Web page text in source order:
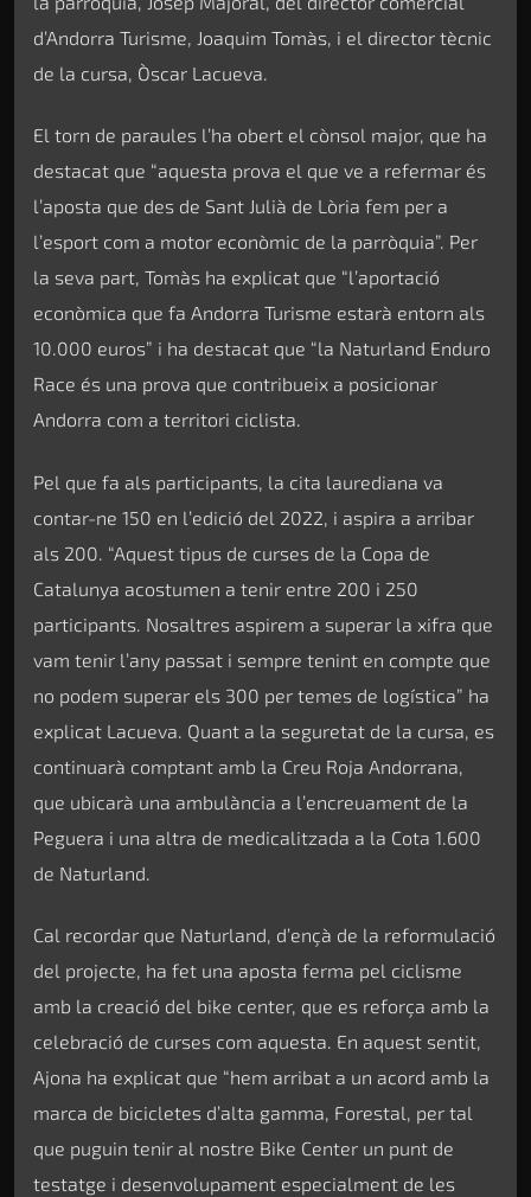
d’Andorra Turisme, Joaquim Tomàs, i el director tècnic
de la cursa, Òscar Lacueva.
El torn de paraules l’ha obert el cònsol major, que ha
destacat que “aquesta prova el que ve a refermar és
l’aposta que des de Sant Julià de Lòria fem per a
l’esport com a motor econòmic de la parròquia”. Per
la seva part, Tomàs ha explicat que “l’aportació
econòmica que fa Andorra Turisme estarà entorn als
10.000 euros” i ha destacat que “la Naturland Enduro
Race és una prova que contribueix a posicionar
Andorra com a territori ciclista.
Pel que fa als participants, la cita laurediana va
contar-ne 150 en l’edició del 2022, i aspira a arribar
als 200. “Aquest tipus de curses de la Copa de
Catalunya acostumen a tenir entre 200 i 250
participants. Nosaltres aspirem a superar la xifra que
vam tenir l’any passat i sempre tenint en compte que
no podem superar els 300 per temes de logística” ha
explicat Lacueva. Quant a la seguretat de la cursa, es
continuarà comptant amb la Creu Roja Andorrana,
que ubicarà una ambulància a l’encreuament de la
Peguera i una altra de medicalitzada a la Cota 1.600
de Naturland.
Cal recordar que Naturland, d’ençà de la reformulació
del projecte, ha fet una aposta ferma pel ciclisme
amb la creació del bike center, que es reforça amb la
celebració de curses com aquesta. En aquest sentit,
Ajona ha explicat que “hem arribat a un acord amb la
marca de bicicletes d’alta gamma, Forestal, per tal
que puguin tenir al nostre Bike Center un punt de
testatge i desenvolupament especialment de les